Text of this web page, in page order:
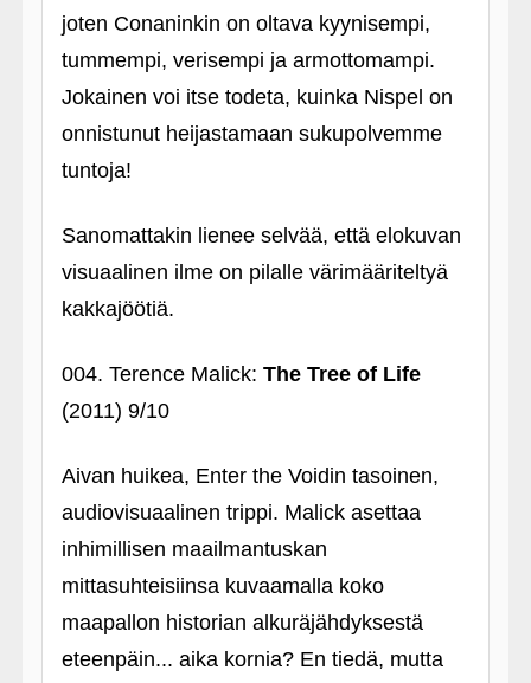
joten Conaninkin on oltava kyynisempi,
tummempi, verisempi ja armottomampi.
Jokainen voi itse todeta, kuinka Nispel on
onnistunut heijastamaan sukupolvemme
tuntoja!
Sanomattakin lienee selvää, että elokuvan
visuaalinen ilme on pilalle värimääriteltyä
kakkajöötiä.
004. Terence Malick: The Tree of Life
(2011) 9/10
Aivan huikea, Enter the Voidin tasoinen,
audiovisuaalinen trippi. Malick asettaa
inhimillisen maailmantuskan
mittasuhteisiinsa kuvaamalla koko
maapallon historian alkuräjähdyksestä
eteenpäin... aika kornia? En tiedä, mutta